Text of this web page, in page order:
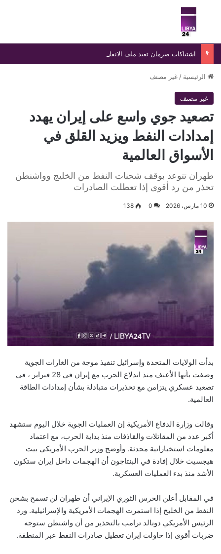
بحث عن
اشتباكات صرمان تعيد ملف الانفلات الأمني إلى الواجهة
الرئيسية / غير مصنف
غير مصنف
تصعيد جوي واسع على إيران يهدد
إمدادات النفط ويزيد القلق في
الأسواق العالمية
طهران تتوعد بوقف شحنات النفط من الخليج وواشنطن
تحذر من رد أقوى إذا تعطلت الصادرات
10 مارس، 2026 0
138
بدأت الولايات المتحدة وإسرائيل تنفيذ موجة من الغارات الجوية
وصفت بأنها الأعنف منذ اندلاع الحرب مع إيران في 28 فبراير ، في
تصعيد عسكري يتزامن مع تحذيرات متبادلة بشأن إمدادات الطاقة
العالمية.
وقالت وزارة الدفاع الأمريكية إن العمليات الجوية خلال اليوم ستشهد
أكبر عدد من المقاتلات والقاذفات منذ بداية الحرب، مع اعتماد
معلومات استخباراتية محدثة. وأوضح وزير الحرب الأمريكي بيت
هيجسيث خلال إفادة في البنتاجون أن الهجمات داخل إيران ستكون
الأشد منذ بدء العمليات العسكرية.
في المقابل أعلن الحرس الثوري الإيراني أن طهران لن تسمح بشحن
النفط من الخليج إذا استمرت الهجمات الأمريكية والإسرائيلية. ورد
الرئيس الأمريكي دونالد ترامب بالتحذير من أن واشنطن ستوجه
ضربات أقوى إذا حاولت إيران تعطيل صادرات النفط عبر المنطقة.